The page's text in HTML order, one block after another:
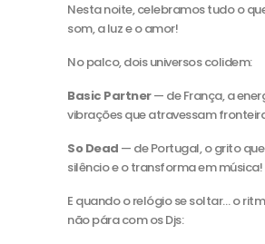
Nesta noite, celebramos tudo o
som, a luz e o amor!
No palco, dois universos colidem:
Basic Partner— de França, a
vibrações que atravessam
So Dead — de Portugal, o grito
silêncio e o transforma em música!
E quando o relógio se soltar… o
não pára com os Djs: